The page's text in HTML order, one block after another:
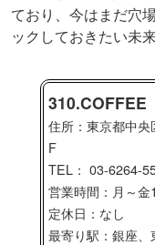
ており、今はまだ穴
ックしておきたい未
310.COFFEE
住所：東京都中
F
TEL： 03-6264-
営業時間：月～
定休日：なし
最寄り駅：銀座、